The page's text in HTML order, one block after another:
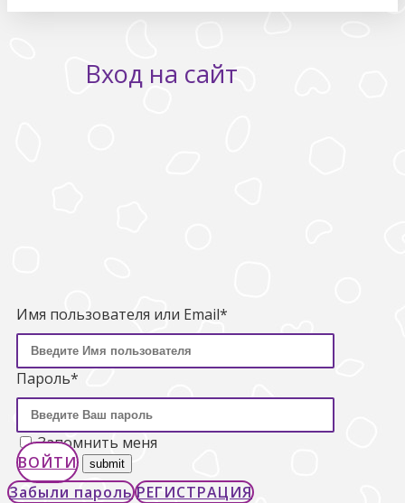
Вход на сайт
Имя пользователя или Email*
Пароль*
Запомнить меня
ВОЙТИ
Забыли парольРЕГИСТРАЦИЯ